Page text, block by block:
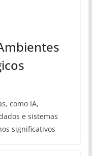
como IA,
e sistemas
significativos